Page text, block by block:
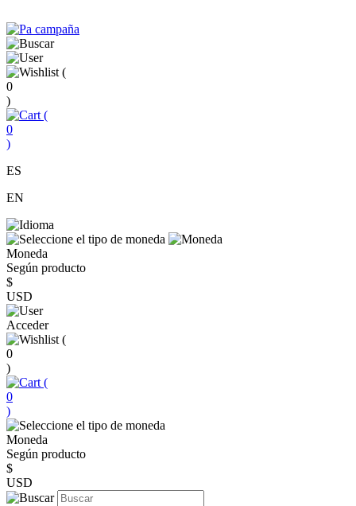
(
0
)
(
0
)
ES
EN
Moneda
Según producto
$
USD
Acceder
(
0
)
(
0
)
Moneda
Según producto
$
USD